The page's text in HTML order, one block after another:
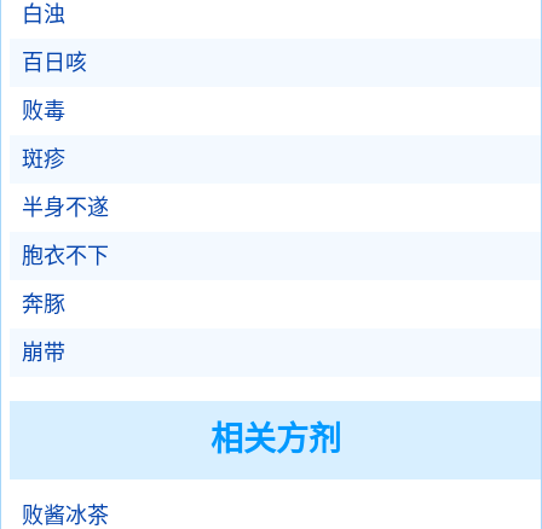
白浊
百日咳
败毒
斑疹
半身不遂
胞衣不下
奔豚
崩带
相关方剂
败酱冰茶